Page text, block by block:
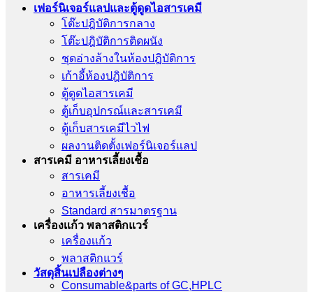
เฟอร์นิเจอร์แลปและตู้ดูดไอสารเคมี
โต๊ะปฎิบัติการกลาง
โต๊ะปฎิบัติการติดผนัง
ชุดอ่างล้างในห้องปฎิบัติการ
เก้าอี้ห้องปฎิบัติการ
ตู้ดูดไอสารเคมี
ตู้เก็บอุปกรณ์เเละสารเคมี
ตู้เก็บสารเคมีไวไฟ
ผลงานติดตั้งเฟอร์นิเจอร์เเลป
สารเคมี อาหารเลี้ยงเชื้อ
สารเคมี
อาหารเลี้ยงเชื้อ
Standard สารมาตรฐาน
เครื่องเเก้ว พลาสติกแวร์
เครื่องเเก้ว
พลาสติกแวร์
วัสดุสิ้นเปลืองต่างๆ
Consumable&parts of GC,HPLC